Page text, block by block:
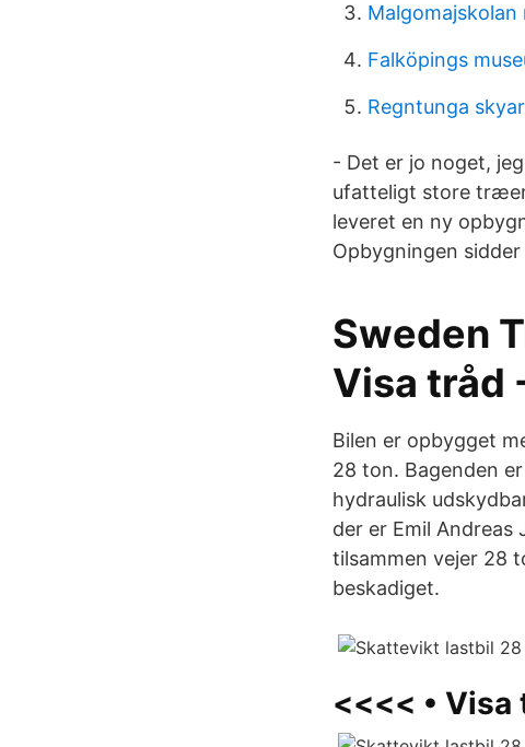
Malgomajskolan
Falköpings
Regntunga
- Det er jo noget,
ufatteligt store
leveret en ny
Opbygningen
Sweden
Visa tråd
Bilen er opbygget
28 ton. Bagenden
hydraulisk
der er Emil
tilsammen vejer 28
beskadiget.
<<<< • Visa